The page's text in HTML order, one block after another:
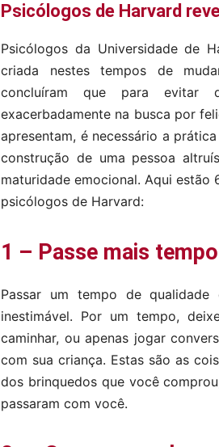
Psicólogos de Harvard
Psicólogos da Universidade de
criada nestes tempos de
concluíram que para evitar
exacerbadamente na busca por
apresentam, é necessário a
construção de uma pessoa
maturidade emocional. Aqui estão
psicólogos de Harvard:
1 – Passe mais
Passar um tempo de
inestimável. Por um tempo,
caminhar, ou apenas jogar
com sua criança. Estas são as
dos brinquedos que você
passaram com você.